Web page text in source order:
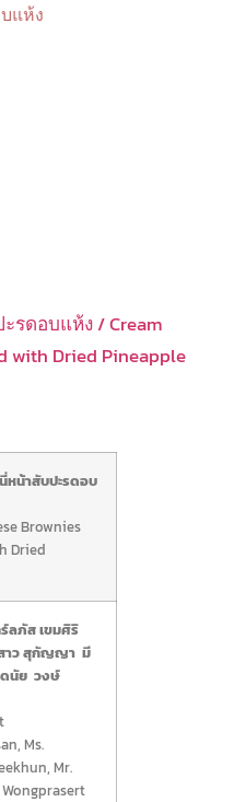
แห้ง
รดอบแห้ง / Cream
with Dried Pineapple
หน้าสับปะรดอบ
Brownies
Dried
ลภัส เขมศิริ
าว สุกัญญา มี
นัย วงษ์
Ms.
Mr.